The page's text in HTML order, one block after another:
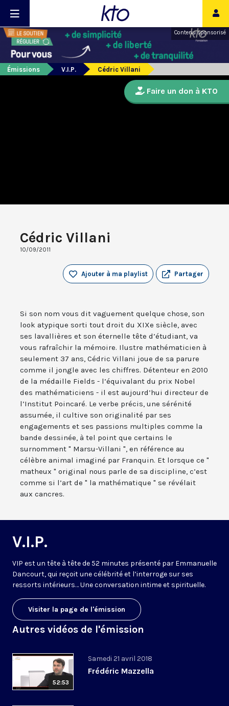
Contenu sponsorisé
Émissions V.I.P. Cédric Villani
Cédric Villani
10/09/2011
Partager
Ajouter à ma playlist
Si son nom vous dit vaguement quelque chose, son
look atypique sorti tout droit du XIXe siècle, avec
ses lavallières et son éternelle tête d’étudiant, va
vous rafraîchir la mémoire. Ilustre mathématicien à
seulement 37 ans, Cédric Villani joue de sa parure
comme il jongle avec les chiffres. Détenteur en 2010
de la médaille Fields - l’équivalant du prix Nobel
des mathématiciens - il est aujourd’hui directeur de
l’Institut Poincaré. Le verbe précis, une sérénité
assumée, il cultive son originalité par ses
engagements et ses passions multiples comme la
bande dessinée, à tel point que certains le
surnomment " Marsu-Villani ", en référence au
célèbre animal imaginé par Franquin. Et lorsque ce "
matheux " original nous parle de sa discipline, c’est
comme si l’art de " la mathématique " se révélait
aux cancres.
V.I.P.
VIP est un tête à tête de 52 minutes présenté par Emmanuelle
Dancourt, qui reçoit une célébrité et l’interroge sur ses
ressorts intérieurs… Une conversation intime et spirituelle.
Visiter la page de l'émission
Autres vidéos de l'émission
52:53
Samedi 21 avril 2018
Frédéric Mazzella
Faire un don à KTO